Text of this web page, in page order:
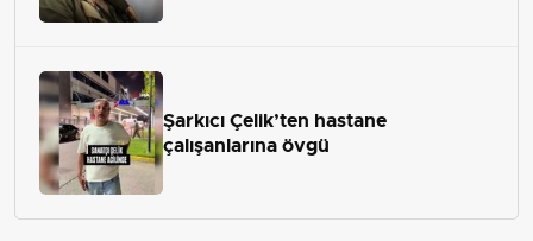
Şarkıcı Çelik’ten hastane
çalışanlarına övgü